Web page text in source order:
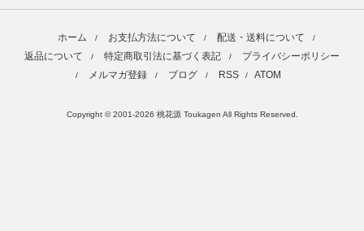
ホーム / お支払方法について / 配送・送料について /
返品について / 特定商取引法に基づく表記 / プライバシーポリシー
/ メルマガ登録 / ブログ / RSS / ATOM
Copyright © 2001-2026 桃花源 Toukagen All Rights Reserved.